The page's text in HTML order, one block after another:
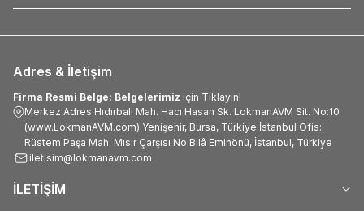
Adres & İletişim
Firma Resmi Belge: Belgelerimiz için Tıklayın!
Merkez Adres:Hıdırbali Mah. Hacı Hasan Sk. LokmanAVM Sit. No:10
(www.LokmanAVM.com) Yenişehir, Bursa, Türkiye İstanbul Ofis:
Rüstem Paşa Mah. Mısır Çarşısı No:Bilâ Eminönü, İstanbul, Türkiye
iletisim@lokmanavm.com
İLETİŞİM